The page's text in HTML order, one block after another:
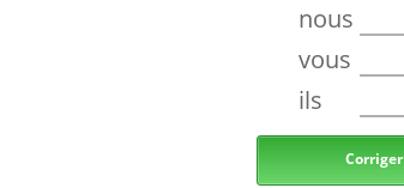
nous
vous
ils
Corriger